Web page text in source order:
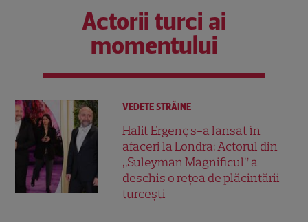
Actorii turci ai
momentului
VEDETE STRĂINE
Halit Ergenç s-a lansat în
afaceri la Londra: Actorul din
„Suleyman Magnificul” a
deschis o rețea de plăcintării
turcești